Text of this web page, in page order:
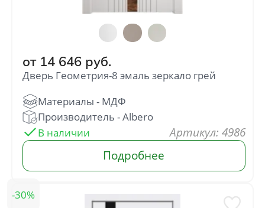
от 14 646 руб.
Дверь Геометрия-8 эмаль зеркало грей
: 4986
30